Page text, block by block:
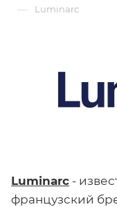
— Luminarc
Luminarc -
французский